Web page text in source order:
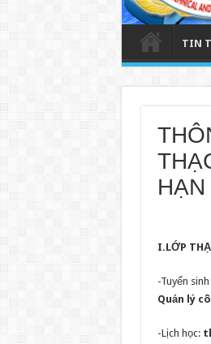
TIN
HẠN
I.LỚP
-Tuyển
Quản lý
-Lịch học: